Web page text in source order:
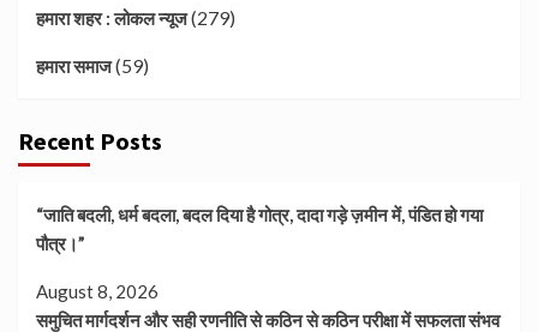
हमारा शहर : लोकल न्यूज(279)
हमारा समाज(59)
Recent Posts
“जाति बदली, धर्म बदला, बदल दिया है गोत्र, दादा गड़े ज़मीन में, पंडित हो गया
पौत्र।”
August 8, 2026
समुचित मार्गदर्शन और सही रणनीति से कठिन से कठिन परीक्षा में सफलता संभव